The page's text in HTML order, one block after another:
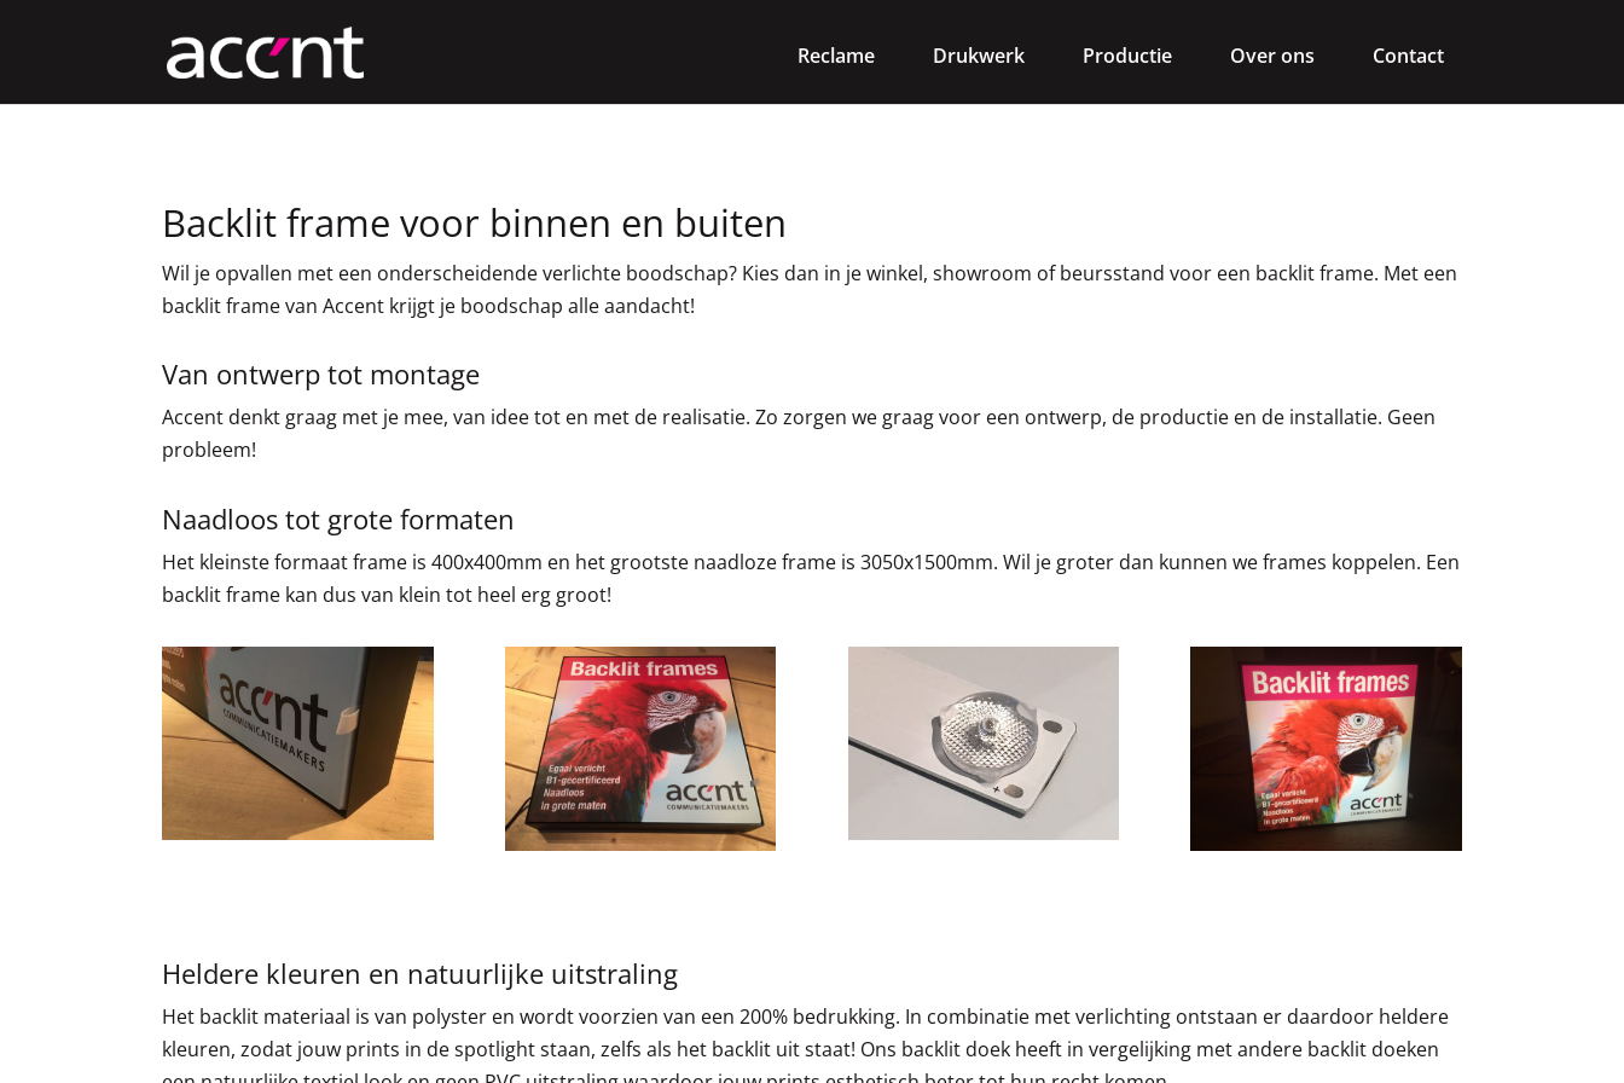
Reclame Drukwerk Productie Over ons Contact
Backlit frame voor binnen en buiten
Wil je opvallen met een onderscheidende verlichte boodschap? Kies dan in je winkel, showroom of beursstand voor een backlit frame. Met een
backlit frame van Accent krijgt je boodschap alle aandacht!
Van ontwerp tot montage
Accent denkt graag met je mee, van idee tot en met de realisatie. Zo zorgen we graag voor een ontwerp, de productie en de installatie. Geen
probleem!
Naadloos tot grote formaten
Het kleinste formaat frame is 400x400mm en het grootste naadloze frame is 3050x1500mm. Wil je groter dan kunnen we frames koppelen. Een
backlit frame kan dus van klein tot heel erg groot!
Heldere kleuren en natuurlijke uitstraling
Het backlit materiaal is van polyster en wordt voorzien van een 200% bedrukking. In combinatie met verlichting ontstaan er daardoor heldere
kleuren, zodat jouw prints in de spotlight staan, zelfs als het backlit uit staat! Ons backlit doek heeft in vergelijking met andere backlit doeken